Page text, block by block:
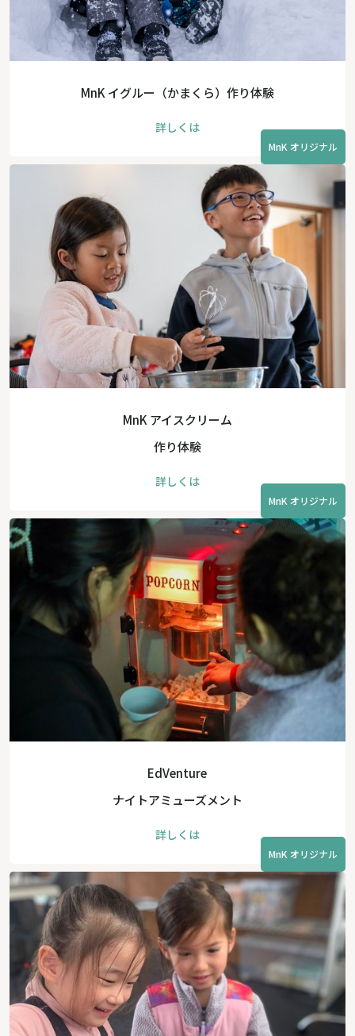
MnK イグルー（かまくら）作り体験
詳しくは
MnK オリジナル
MnK アイスクリーム
作り体験
詳しくは
MnK オリジナル
EdVenture
ナイトアミューズメント
詳しくは
MnK オリジナル